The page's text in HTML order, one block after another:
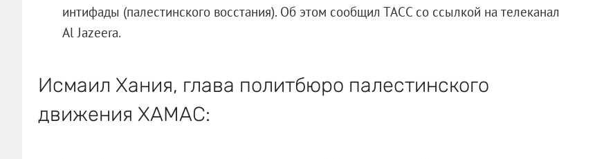
интифады (палестинского восстания). Об этом сообщил ТАСС со ссылкой на телеканал
Al Jazeera.
Исмаил Хания, глава политбюро палестинского
движения ХАМАС: